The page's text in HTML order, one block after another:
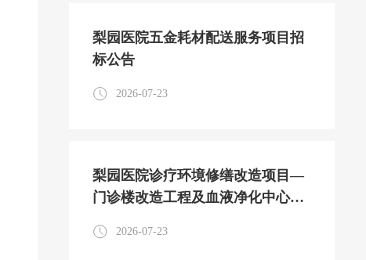
梨园医院五金耗材配送服务项目招
标公告
2026-07-23
梨园医院诊疗环境修缮改造项目—
门诊楼改造工程及血液净化中心改
2026-07-23